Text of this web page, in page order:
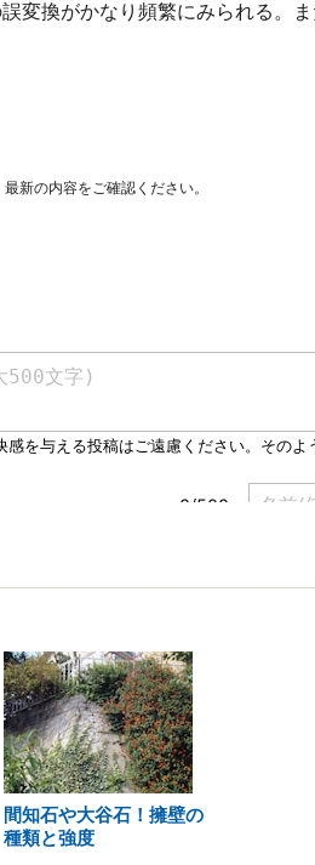
変換がかなり頻繁にみられる。
新の内容をご確認ください。
間知石や大谷石！擁壁の
種類と強度